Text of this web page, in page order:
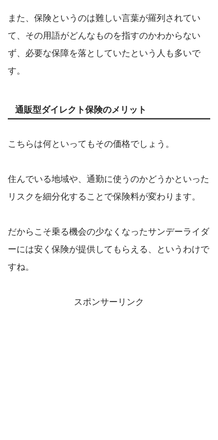
また、保険というのは難しい言葉が羅列されてい
て、その用語がどんなものを指すのかわからない
ず、必要な保障を落としていたという人も多いで
す。
通販型ダイレクト保険のメリット
こちらは何といってもその価格でしょう。
住んでいる地域や、通勤に使うのかどうかといった
リスクを細分化することで保険料が変わります。
だからこそ乗る機会の少なくなったサンデーライダ
ーには安く保険が提供してもらえる、というわけで
すね。
スポンサーリンク